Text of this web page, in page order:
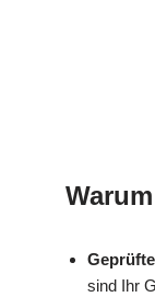
sind Ihr